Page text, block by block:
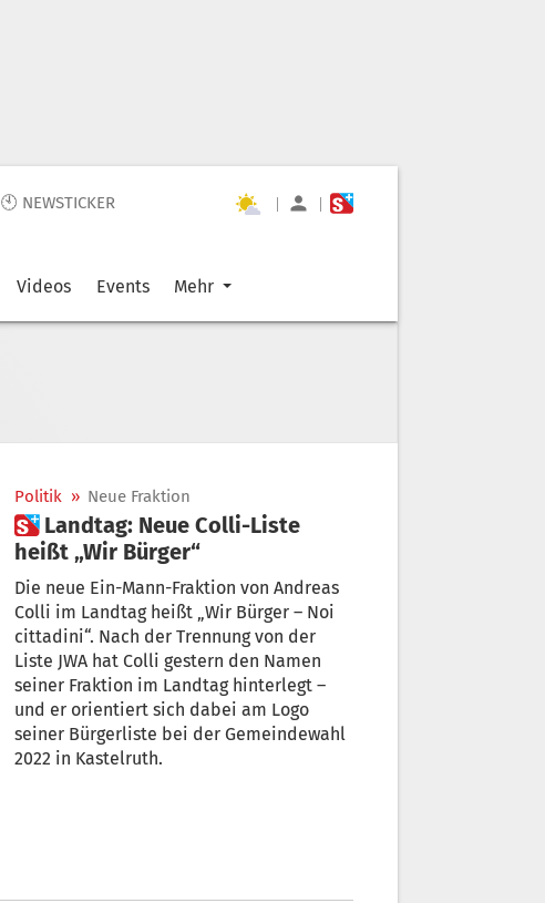
🕙 NEWSTICKER | |
Videos Events Mehr
Politik » Neue Fraktion
 Landtag: Neue Colli-Liste
heißt „Wir Bürger“
Die neue Ein-Mann-Fraktion von Andreas
Colli im Landtag heißt „Wir Bürger – Noi
cittadini“. Nach der Trennung von der
Liste JWA hat Colli gestern den Namen
seiner Fraktion im Landtag hinterlegt –
und er orientiert sich dabei am Logo
seiner Bürgerliste bei der Gemeindewahl
2022 in Kastelruth.